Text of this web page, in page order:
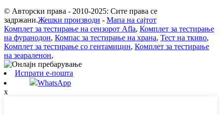
© Авторски права - 2010-2025: Сите права се
задржани.Жешки производи - Мапа на сајтот
Комплет за тестирање на сензорот Afla, Комплет за тестирање
на фуранодон, Компас за тестирање на храна, Тест на ткиво,
Комплет за тестирање со гентамицин, Комплет за тестирање
на зеараленон,
Испрати е-пошта
WhatsApp
x